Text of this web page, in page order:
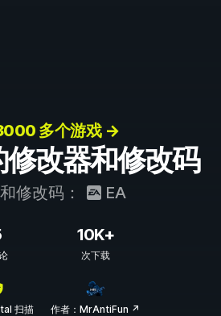
多个游戏 →
修改器和修改码
修改码： EA
10K+
次下载
扫描 作者：MrAntiFun ↗